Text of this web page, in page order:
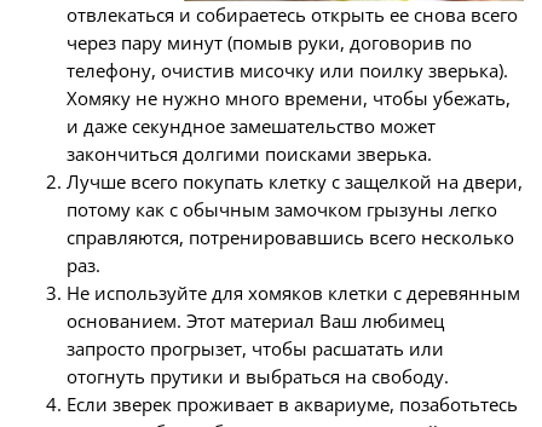
отвлекаться и собираетесь открыть ее снова всего
через пару минут (помыв руки, договорив по
телефону, очистив мисочку или поилку зверька).
Хомяку не нужно много времени, чтобы убежать,
и даже секундное замешательство может
закончиться долгими поисками зверька.
Лучше всего покупать клетку с защелкой на двери,
потому как с обычным замочком грызуны легко
справляются, потренировавшись всего несколько
раз.
Не используйте для хомяков клетки с деревянным
основанием. Этот материал Ваш любимец
запросто прогрызет, чтобы расшатать или
отогнуть прутики и выбраться на свободу.
Если зверек проживает в аквариуме, позаботьтесь